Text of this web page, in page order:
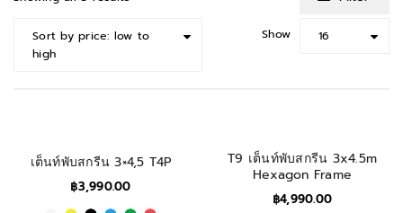
Sort by price: low to
high
Show 16
เต็นท์พับสกรีน 3×4,5 T4P
฿3,990.00
T9 เต็นท์พับสกรีน 3x4.5m
Hexagon Frame
฿4,990.00